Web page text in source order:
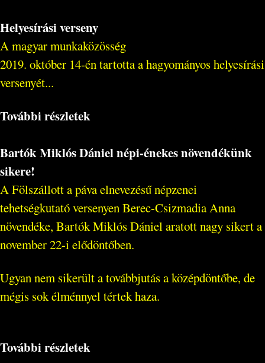
Helyesírási verseny
A magyar munkaközösség
2019. október 14-én tartotta a hagyományos helyesírási
versenyét...
További részletek
Bartók Miklós Dániel népi-énekes növendékünk
sikere!
A Fölszállott a páva elnevezésű népzenei
tehetségkutató versenyen Berec-Csizmadia Anna
növendéke, Bartók Miklós Dániel aratott nagy sikert a
november 22-i elődöntőben.
Ugyan nem sikerült a továbbjutás a középdöntőbe, de
mégis sok élménnyel tértek haza.
További részletek